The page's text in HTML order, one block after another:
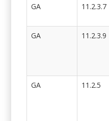
GA
11.2.3.7
GA
11.2.3.9
GA
11.2.5